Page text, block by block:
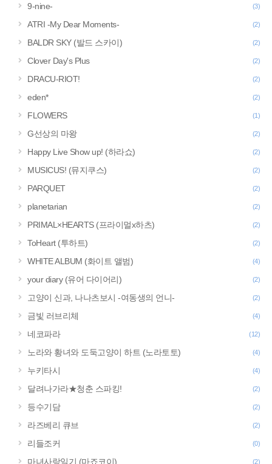
9-nine- (3)
ATRI -My Dear Moments- (2)
BALDR SKY (발드 스카이) (2)
Clover Day's Plus (2)
DRACU-RIOT! (2)
eden* (2)
FLOWERS (1)
G선상의 마왕 (2)
Happy Live Show up! (하라쇼) (2)
MUSICUS! (뮤지쿠스) (2)
PARQUET (2)
planetarian (2)
PRIMAL×HEARTS (프라이멀x하츠) (2)
ToHeart (투하트) (2)
WHITE ALBUM (화이트 앨범) (4)
your diary (유어 다이어리) (2)
고양이 신과, 나나츠보시 -여동생의 언니- (2)
금빛 러브리체 (4)
네코파라 (12)
노라와 황녀와 도둑고양이 하트 (노라토토) (4)
누키타시 (4)
달려나가라★청춘 스파킹! (2)
등수기담 (2)
라즈베리 큐브 (2)
리들조커 (0)
마녀사랑일기 (마죠코이) (2)